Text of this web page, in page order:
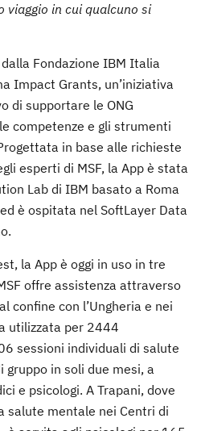
viaggio in cui qualcuno si
Fondazione IBM Italia
Impact Grants, un’iniziativa
di supportare le ONG
competenze e gli strumenti
in base alle richieste
esperti di MSF, la App è stata
Lab di IBM basato a Roma
è ospitata nel SoftLayer Data
la App è oggi in uso in tre
offre assistenza attraverso
confine con l’Ungheria e nei
utilizzata per 2444
sessioni individuali di salute
in soli due mesi, a
e psicologi. A Trapani, dove
salute mentale nei Centri di